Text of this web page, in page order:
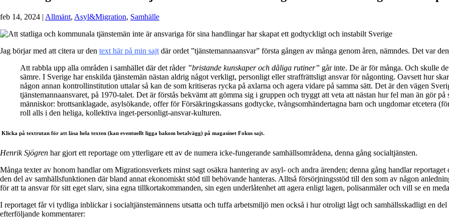
feb 14, 2024 | Allmänt, Asyl&Migration, Samhälle
Jag börjar med att citera ur den text här på min sajt där ordet ”tjänstemannaansvar” första gången av många genom åren, nämndes. Det var
Att rabbla upp alla områden i samhället där det råder ”bristande kunskaper och dåliga rutiner” går inte. De är för många. Och skulle
sämre. I Sverige har enskilda tjänstemän nästan aldrig något verkligt, personligt eller straffrättsligt ansvar för någonting. Oavsett hur
någon annan kontrollinstitution uttalar så kan de som kritiseras rycka på axlarna och agera vidare på samma sätt. Det är den vägen
tjänstemannaansvaret, på 1970-talet. Det är förstås bekvämt att gömma sig i gruppen och tryggt att veta att nästan hur fel man än gör
människor: brottsanklagade, asylsökande, offer för Försäkringskassans godtycke, tvångsomhändertagna barn och ungdomar etcetera
roll alls i den heliga, kollektiva inget-personligt-ansvar-kulturen.
Klicka på textrutan för att läsa hela texten (kan eventuellt ligga bakom betalvägg) på magasinet Fokus sajt.
Henrik Sjögren har gjort ett reportage om ytterligare ett av de numera icke-fungerande samhällsområdena, denna gång socialtjänsten.
Många texter av honom handlar om Migrationsverkets minst sagt osäkra hantering av asyl- och andra ärenden; denna gång handlar
den del av samhällsfunktionen där bland annat ekonomiskt stöd till behövande hanteras. Alltså försörjningsstöd till den som av någon
för att ta ansvar för sitt eget slarv, sina egna tillkortakommanden, sin egen underlåtenhet att agera enligt lagen, polisanmäler och vill se en
I reportaget får vi tydliga inblickar i socialtjänstemännens utsatta och tuffa arbetsmiljö men också i hur otroligt lågt och samhällsskadligt en
efterföljande kommentarer: